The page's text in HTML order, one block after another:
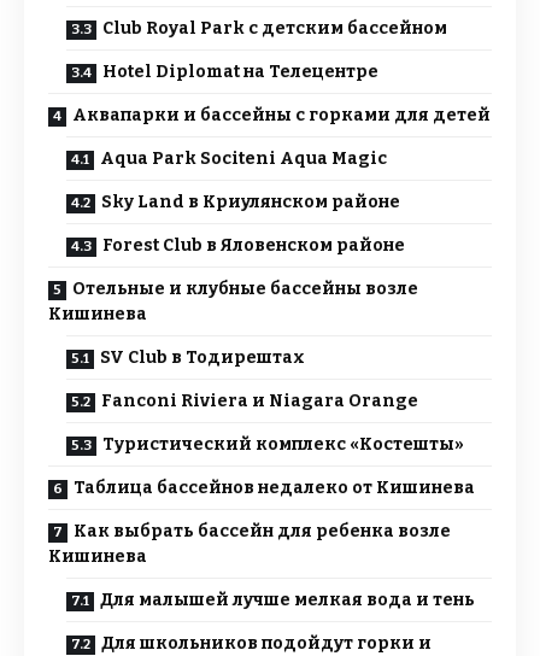
Club Royal Park с детским бассейном
Hotel Diplomat на Телецентре
Аквапарки и бассейны с горками для детей
Aqua Park Sociteni Aqua Magic
Sky Land в Криулянском районе
Forest Club в Яловенском районе
Отельные и клубные бассейны возле
Кишинева
SV Club в Тодирештах
Fanconi Riviera и Niagara Orange
Туристический комплекс «Костешты»
Таблица бассейнов недалеко от Кишинева
Как выбрать бассейн для ребенка возле
Кишинева
Для малышей лучше мелкая вода и тень
Для школьников подойдут горки и